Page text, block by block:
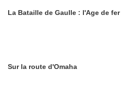
La Bataille de Gaulle : l'Age de fer
Sur la route d'Omaha